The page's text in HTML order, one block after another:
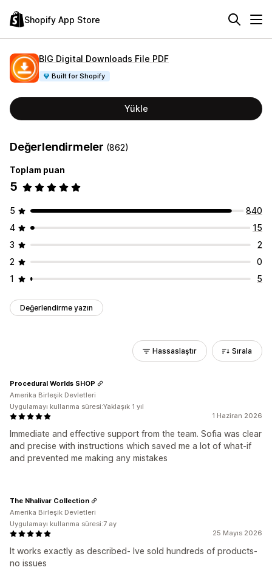
Shopify App Store
BIG Digital Downloads File PDF
Built for Shopify
Yükle
Değerlendirmeler (862)
Toplam puan
5
5
840
4
15
3
2
2
0
1
5
Değerlendirme yazın
Hassaslaştır Sırala
1 Haziran 2026
Immediate and effective support from the team. Sofia was clear
and precise with instructions which saved me a lot of what-if
and prevented me making any mistakes
Procedural Worlds SHOP
Amerika Birleşik Devletleri
Uygulamayı kullanma süresi:Yaklaşık 1 yıl
25 Mayıs 2026
It works exactly as described- Ive sold hundreds of products-
no issues
The Nhalivar Collection
Amerika Birleşik Devletleri
Uygulamayı kullanma süresi:7 ay